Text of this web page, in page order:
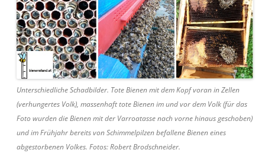
Unterschiedliche Schadbilder. Tote Bienen mit dem Kopf voran in Zellen
(verhungertes Volk), massenhaft tote Bienen im und vor dem Volk (für das
Foto wurden die Bienen mit der Varroatasse nach vorne hinaus geschoben)
und im Frühjahr bereits von Schimmelpilzen befallene Bienen eines
abgestorbenen Volkes. Fotos: Robert Brodschneider.